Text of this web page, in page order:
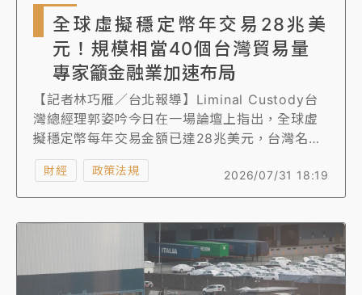
全球虛擬穩定幣年交易28兆美
元！規模相當40個台灣貿易量
專家籲金融業加速布局
【記者林巧雁／台北報導】Liminal Custody台
灣總經理郭姿吟今日在一場論壇上指出，全球虛
擬穩定幣每年交易金額已達28兆美元，台灣名列
全球第12大貿易國，一年貿易額6400億美元，全
世界虛擬資產流動量等於40幾個台灣大的企業。
與談人均認為，台灣虛擬資產市場已進入制度化
2026/07/31 18:19
財經 政策法規